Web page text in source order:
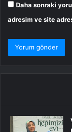
Daha sonraki
adresim ve site